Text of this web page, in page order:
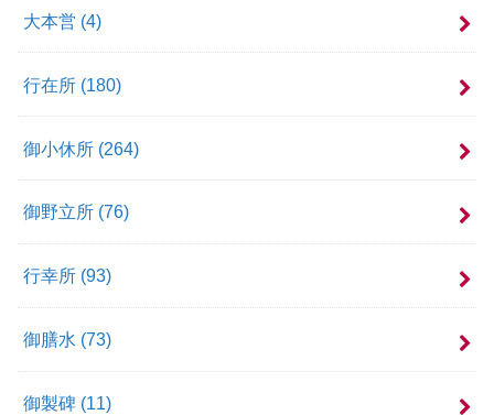
大本営 (4)
行在所 (180)
御小休所 (264)
御野立所 (76)
行幸所 (93)
御膳水 (73)
御製碑 (11)